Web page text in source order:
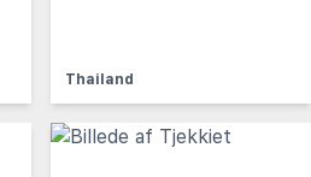
Thailand